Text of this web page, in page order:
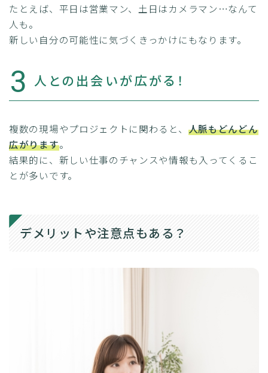
たとえば、平日は営業マン、土日はカメラマン…なんて
人も。
新しい自分の可能性に気づくきっかけにもなります。
3 人との出会いが広がる！
複数の現場やプロジェクトに関わると、 人脈もどんどん
広がります。
結果的に、新しい仕事のチャンスや情報も入ってくるこ
とが多いです。
デメリットや注意点もある？